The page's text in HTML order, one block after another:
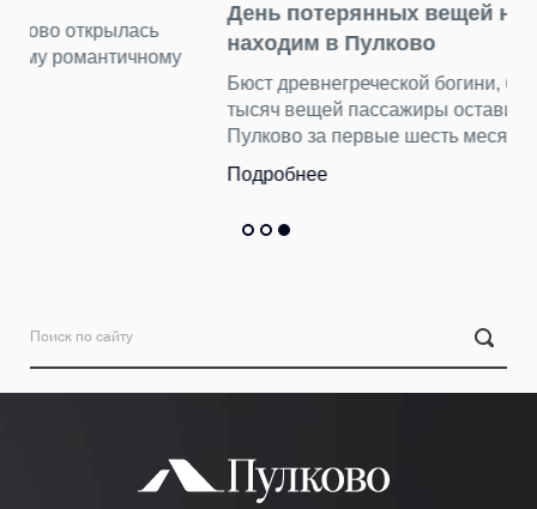
День потерянных вещей находок: что мы
находим в Пулково
Бюст древнегреческой богини, бензопилу и еще 15
тысяч вещей пассажиры оставили в терминале
Пулково за первые шесть месяцев 2026 года.